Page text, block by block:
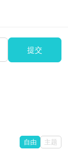
提交
自由 主题